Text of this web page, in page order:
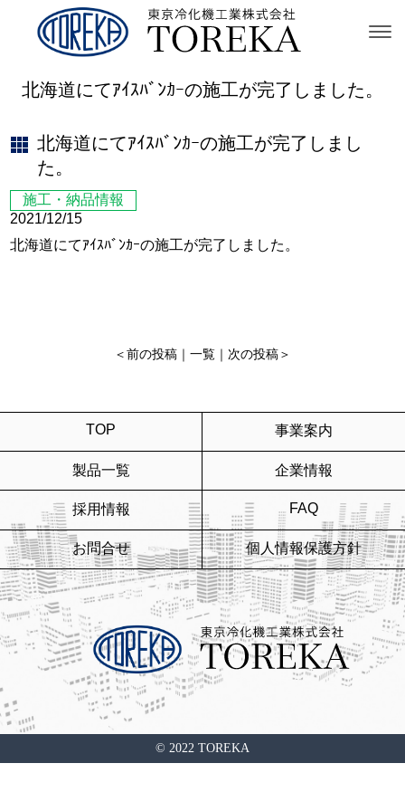
北海道にてｱｲｽﾊﾞﾝｶｰの施工が完了しました。
北海道にてｱｲｽﾊﾞﾝｶｰの施工が完了しまし
た。
施工・納品情報
2021/12/15
北海道にてｱｲｽﾊﾞﾝｶｰの施工が完了しました。
＜ 前の投稿 一覧 次の投稿 ＞
TOP 事業案内
製品一覧 企業情報
採用情報 FAQ
お問合せ 個人情報保護方針
© 2022 TOREKA